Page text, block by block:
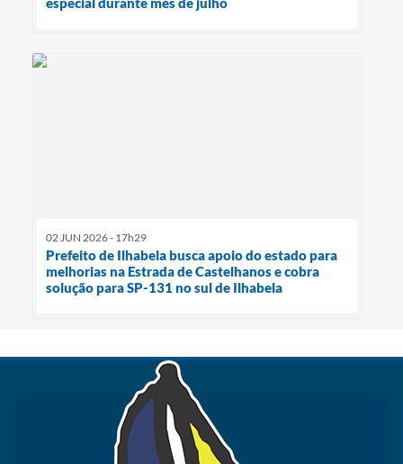
02 JUN 2026 - 17h29
Prefeito de Ilhabela busca apoio do estado para
melhorias na Estrada de Castelhanos e cobra
solução para SP-131 no sul de Ilhabela